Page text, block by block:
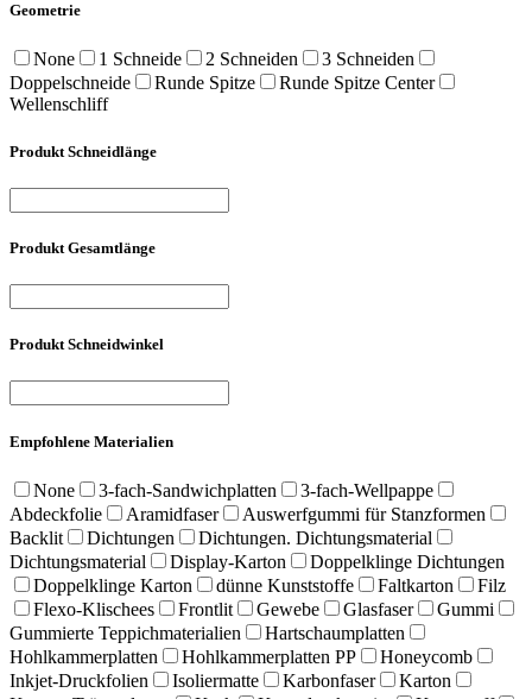
Geometrie
None 1 Schneide 2 Schneiden
3 Schneiden
Doppelschneide
Runde Spitze
Runde Spitze Center
Wellenschliff
Produkt Schneidlänge
Produkt Gesamtlänge
Produkt Schneidwinkel
Empfohlene Materialien
None 3-fach-Sandwichplatten
3-fach-Wellpappe
Abdeckfolie
Aramidfaser
Auswerfgummi für Stanzformen
Backlit
Dichtungen
Dichtungen. Dichtungsmaterial
Dichtungsmaterial
Display-Karton
Doppelklinge Dichtungen
Doppelklinge Karton
dünne Kunststoffe Faltkarton
Filz
Flexo-Klischees
Frontlit Gewebe Glasfaser
Gummi
Gummierte Teppichmaterialien
Hartschaumplatten
Hohlkammerplatten
Hohlkammerplatten PP
Honeycomb
Inkjet-Druckfolien
Isoliermatte Karbonfaser
Karton